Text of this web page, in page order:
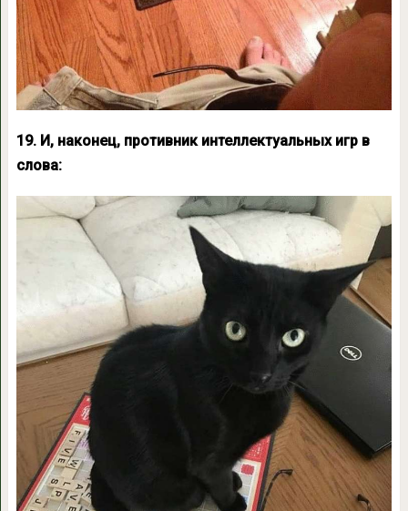
19. И, наконец, противник интеллектуальных игр в
слова: